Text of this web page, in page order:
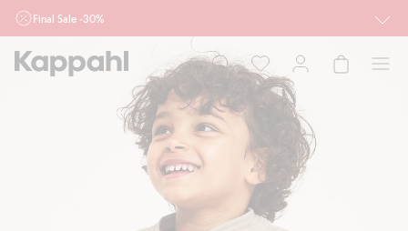
Final Sale -30%
działu outlet do 10.8 w sklepach Kappahl i Newbie oraz na kappahl.com. Ofert
nie łączymy
Mężczyzna Dziecko
Niemowlę